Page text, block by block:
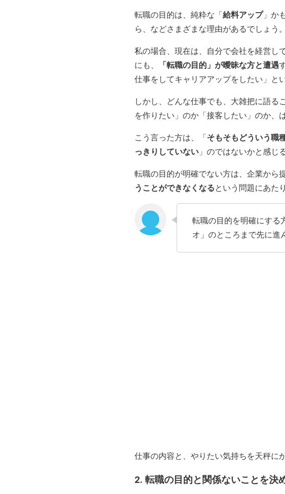
転職の目的は、純粋な「 給料アップ」か
ら、などさまざまな理由があるでしょう。
私の場合、現在は、自分で会社を経営し
にも、
「 転職の目的」が曖昧な方と遭遇
仕事をしてキャリアアップをしたい」と
しかし、どんな仕事でも、大雑把に語る
を作りたい」のか「接客したい」のか、
こう言った方は、「 そもそもどういう職
っきりしていない 」のではないかと感じ
転職の目的が明確でない方は、企業から
うことができなくなるという問題にあた
転職の目的を明確にする
オ」のところまで先に進
仕事の内容と、やりたい気持ちを天秤に
2. 転職の目的と関係ないことを決